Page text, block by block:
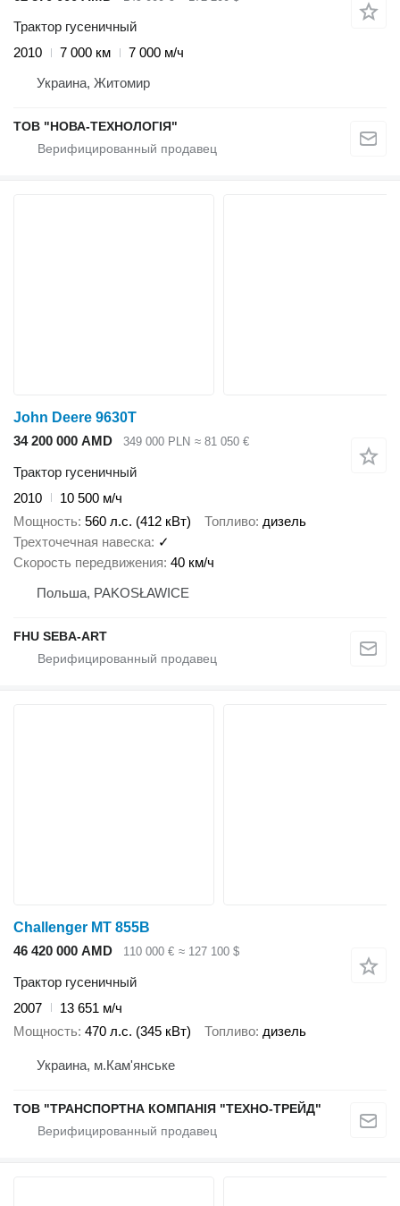
Трактор гусеничный
2010
7 000 км
7 000 м/ч
Украина, Житомир
ТОВ "НОВА-ТЕХНОЛОГІЯ"
John Deere 9630T
34 200 000 AMD
349 000 PLN ≈ 81 050 €
Трактор гусеничный
2010
10 500 м/ч
Мощность 560 л.с. (412 кВт) Топливо дизель
Трехточечная навеска ✓
Скорость передвижения 40 км/ч
Польша, PAKOSŁAWICE
FHU SEBA-ART
Challenger MT 855B
46 420 000 AMD
110 000 € ≈ 127 100 $
Трактор гусеничный
2007
13 651 м/ч
Мощность 470 л.с. (345 кВт) Топливо дизель
Украина, м.Кам'янське
ТОВ "ТРАНСПОРТНА КОМПАНІЯ "ТЕХНО-ТРЕЙД"